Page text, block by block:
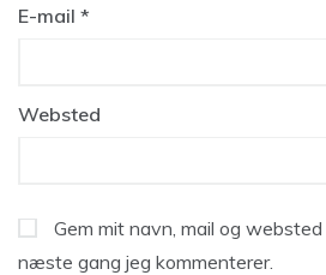
E-mail *
Websted
Gem mit navn, mail og
næste gang jeg kommenterer.